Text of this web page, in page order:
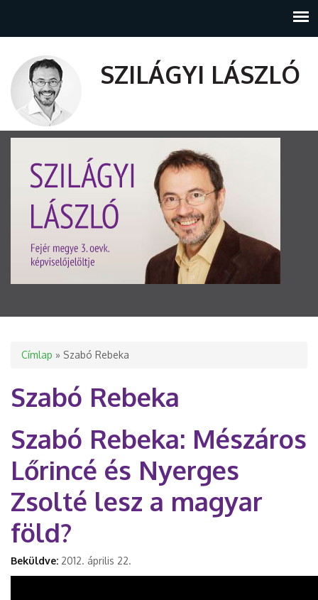
SZILÁGYI LÁSZLÓ
Jelenlegi hely
Címlap » Szabó Rebeka
Szabó Rebeka
Szabó Rebeka: Mészáros
Lőrincé és Nyerges
Zsolté lesz a magyar
föld?
Beküldve: 2012. április 22.